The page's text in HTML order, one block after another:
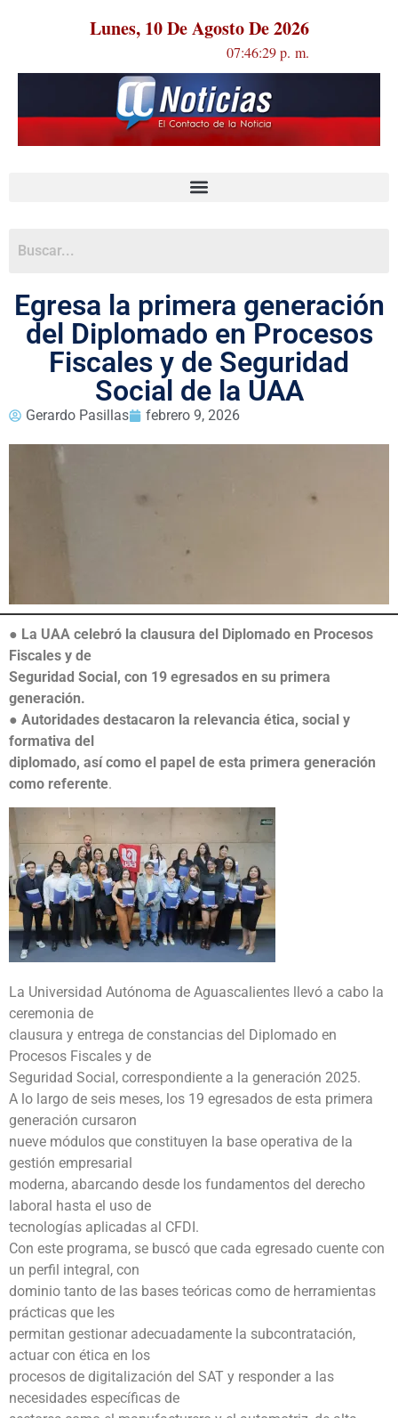
Lunes, 10 De Agosto De 2026
07:46:29 p. m.
Egresa la primera generación
del Diplomado en Procesos
Fiscales y de Seguridad
Social de la UAA
Gerardo Pasillas febrero 9, 2026
● La UAA celebró la clausura del Diplomado en Procesos
Fiscales y de
Seguridad Social, con 19 egresados en su primera
generación.
● Autoridades destacaron la relevancia ética, social y
formativa del
diplomado, así como el papel de esta primera generación
como referente.
La Universidad Autónoma de Aguascalientes llevó a cabo la
ceremonia de
clausura y entrega de constancias del Diplomado en
Procesos Fiscales y de
Seguridad Social, correspondiente a la generación 2025.
A lo largo de seis meses, los 19 egresados de esta primera
generación cursaron
nueve módulos que constituyen la base operativa de la
gestión empresarial
moderna, abarcando desde los fundamentos del derecho
laboral hasta el uso de
tecnologías aplicadas al CFDI.
Con este programa, se buscó que cada egresado cuente con
un perfil integral, con
dominio tanto de las bases teóricas como de herramientas
prácticas que les
permitan gestionar adecuadamente la subcontratación,
actuar con ética en los
procesos de digitalización del SAT y responder a las
necesidades específicas de